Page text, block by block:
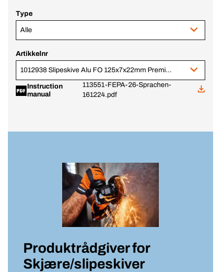
Type
Alle
Artikkelnr
1012938 Slipeskive Alu FO 125x7x22mm Premium
Instruction
manual
113551-FEPA-26-Sprachen-
161224.pdf
Produktrådgiver for
Skjære/slipeskiver